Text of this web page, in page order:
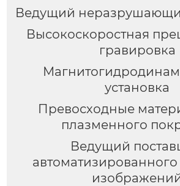
Ведущий
Высокоскоростная
гравировка
установка
Превосходные
плазменного
Ведущий